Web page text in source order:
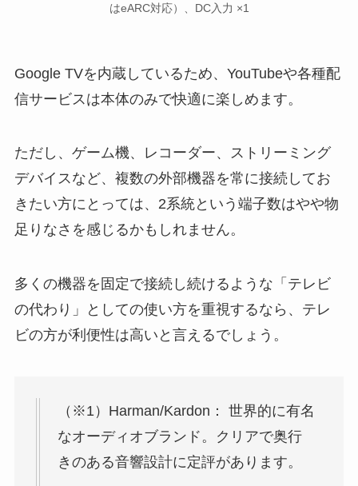
はeARC対応）、DC入力 ×1
Google TVを内蔵しているため、YouTubeや各種配
信サービスは本体のみで快適に楽しめます。
ただし、ゲーム機、レコーダー、ストリーミング
デバイスなど、複数の外部機器を常に接続してお
きたい方にとっては、2系統という端子数はやや物
足りなさを感じるかもしれません。
多くの機器を固定で接続し続けるような「テレビ
の代わり」としての使い方を重視するなら、テレ
ビの方が利便性は高いと言えるでしょう。
（※1）Harman/Kardon： 世界的に有名
なオーディオブランド。クリアで奥行
きのある音響設計に定評があります。